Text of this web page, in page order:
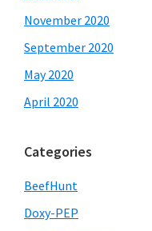
November 2020
September 2020
May 2020
April 2020
Categories
BeefHunt
Doxy-PEP